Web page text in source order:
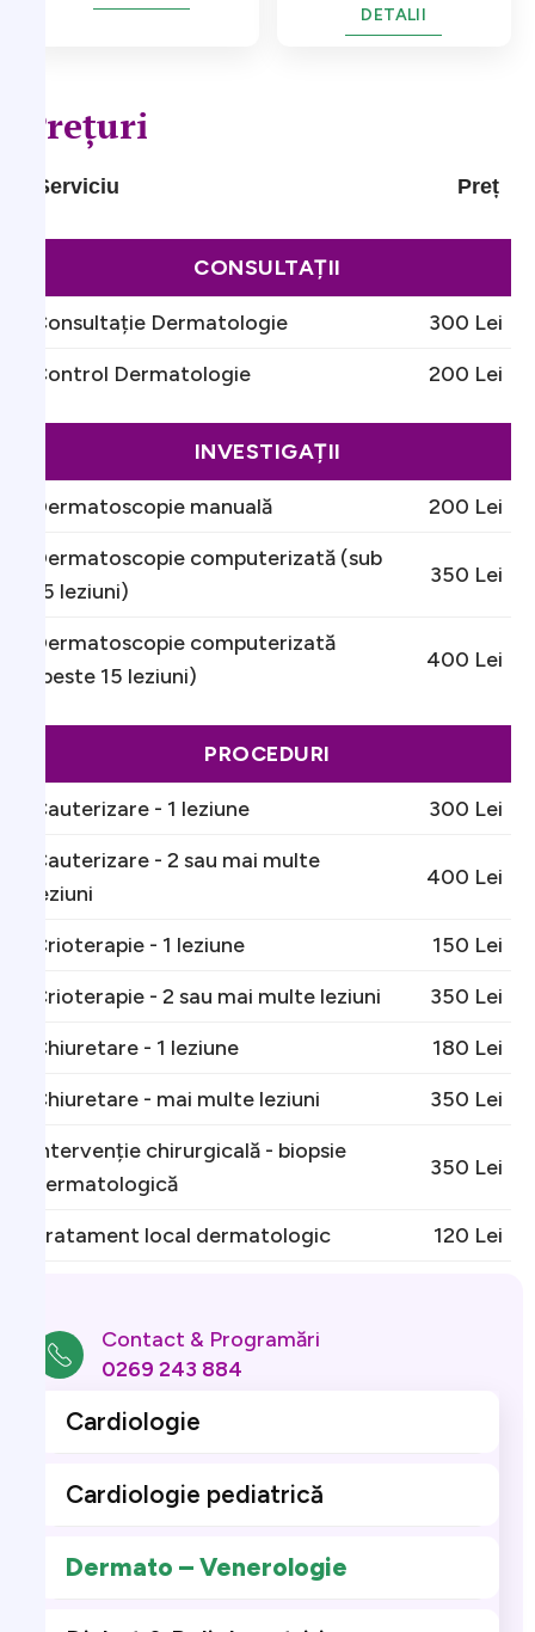
DETALII
Prețuri
Serviciu Preț
CONSULTAȚII
Consultație Dermatologie
300 Lei
Control Dermatologie
200 Lei
INVESTIGAȚII
Dermatoscopie manuală
200 Lei
Dermatoscopie computerizată (sub
15 leziuni)
350 Lei
Dermatoscopie computerizată
(peste 15 leziuni)
400 Lei
PROCEDURI
Cauterizare - 1 leziune
300 Lei
Cauterizare - 2 sau mai multe
leziuni
400 Lei
Crioterapie - 1 leziune
150 Lei
Crioterapie - 2 sau mai multe leziuni
350 Lei
Chiuretare - 1 leziune
180 Lei
Chiuretare - mai multe leziuni
350 Lei
Intervenție chirurgicală - biopsie
dermatologică
350 Lei
Tratament local dermatologic 120 Lei
Cardiologie
Cardiologie pediatrică
Dermato – Venerologie
Contact & Programări
0269 243 884